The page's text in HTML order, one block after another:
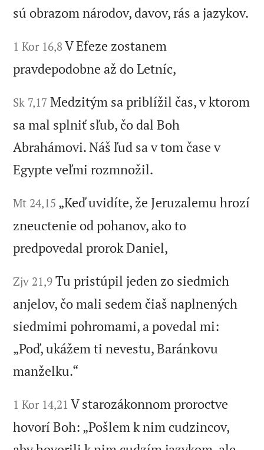
sú obrazom národov, davov, rás a jazykov.
1 Kor 16,8V Efeze zostanem
pravdepodobne až do Letníc,
Sk 7,17 Medzitým sa priblížil čas, v ktorom
sa mal splniť sľub, čo dal Boh
Abrahámovi. Náš ľud sa v tom čase v
Egypte veľmi rozmnožil.
Mt 24,15 „Keď uvidíte, že Jeruzalemu hrozí
zneuctenie od pohanov, ako to
predpovedal prorok Daniel,
Zjv 21,9 Tu pristúpil jeden zo siedmich
anjelov, čo mali sedem čiaš naplnených
siedmimi pohromami, a povedal mi:
„Poď, ukážem ti nevestu, Baránkovu
manželku.“
1 Kor 14,21 V starozákonnom proroctve
hovorí Boh: „Pošlem k nim cudzincov,